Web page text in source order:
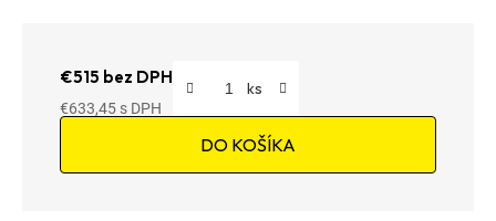
€515 bez DPH
€633,45
DO KOŠÍKA